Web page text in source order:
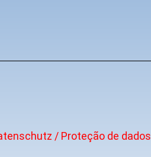
/ Proteção de dados